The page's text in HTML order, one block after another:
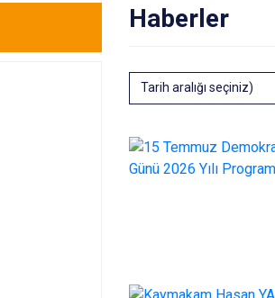
Haberler
Tarih aralığı seçiniz)